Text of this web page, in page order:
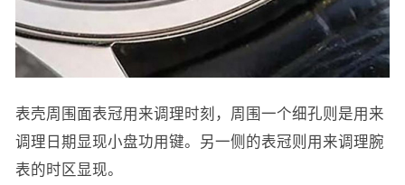
表壳周围面表冠用来调理时刻，周围一个细孔则是用来
调理日期显现小盘功用键。另一侧的表冠则用来调理腕
表的时区显现。